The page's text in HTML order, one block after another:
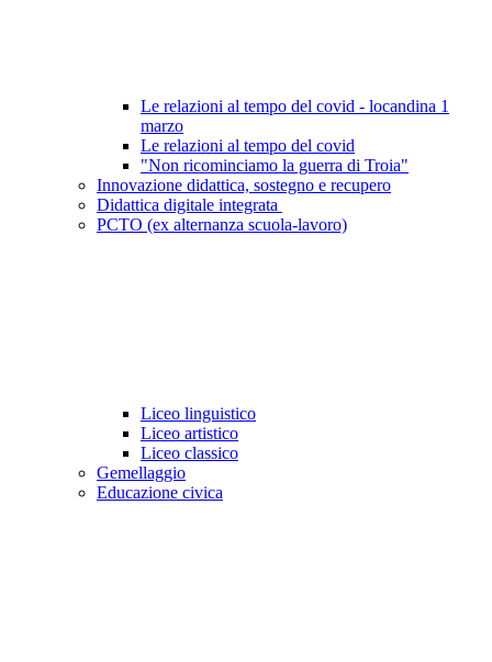
Le relazioni al tempo del covid - locandina 1
marzo
Le relazioni al tempo del covid
"Non ricominciamo la guerra di Troia"
Innovazione didattica, sostegno e recupero
Didattica digitale integrata
PCTO (ex alternanza scuola-lavoro)
Liceo linguistico
Liceo artistico
Liceo classico
Gemellaggio
Educazione civica